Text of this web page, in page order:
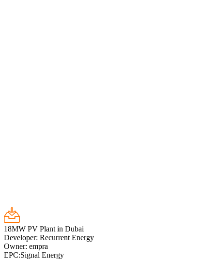
18MW PV Plant in Dubai
Developer: Recurrent Energy
Owner: empra
EPC:Signal Energy